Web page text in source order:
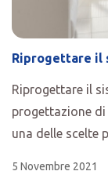
Riprogettare il
Riprogettare il
progettazione di
una delle scelte
5 Novembre 2021